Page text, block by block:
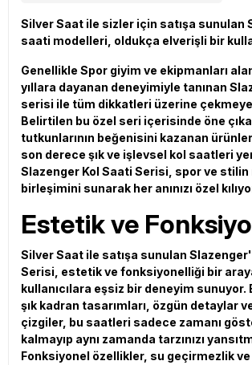
Silver Saat ile sizler için satışa sunulan
saati modelleri, oldukça elverişli bir
Genellikle Spor giyim ve ekipmanları
yıllara dayanan deneyimiyle tanınan
serisi ile tüm dikkatleri üzerine
Belirtilen bu özel seri içerisinde öne
tutkunlarının beğenisini kazanan
son derece şık ve işlevsel kol saatleri
Slazenger Kol Saati Serisi, spor ve
birleşimini sunarak her anınızı özel
Estetik ve
Silver Saat ile satışa sunulan
Serisi, estetik ve fonksiyonelliği bir
kullanıcılara eşsiz bir deneyim sunuyor.
şık kadran tasarımları, özgün detaylar
çizgiler, bu saatleri sadece zamanı
kalmayıp aynı zamanda tarzınızı
Fonksiyonel özellikler, su geçirmezlik ve